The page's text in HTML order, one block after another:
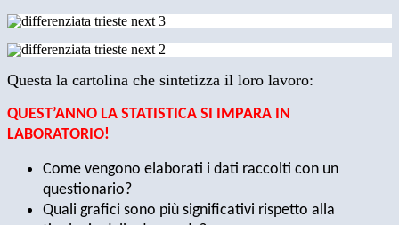
Questa la cartolina che sintetizza il loro lavoro:
QUEST’ANNO LA STATISTICA SI IMPARA IN
LABORATORIO!
Come vengono elaborati i dati raccolti con un
questionario?
Quali grafici sono più significativi rispetto alla